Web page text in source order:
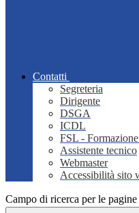
Contatti
Segreteria
Dirigente
DSGA
ICDL
FSL -
Assistente tecnico
Webmaster
Accessibilità sito
Campo di ricerca per le